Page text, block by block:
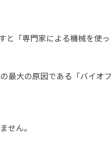
「専門家による機械を使
最大の原因である「バイオ
せん。